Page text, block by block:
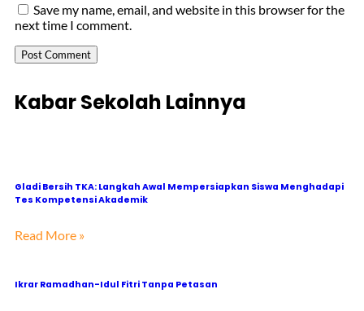
Save my name, email, and website in this browser for the
next time I comment.
Kabar Sekolah Lainnya
Gladi Bersih TKA: Langkah Awal Mempersiapkan Siswa Menghadapi
Tes Kompetensi Akademik
Read More »
Ikrar Ramadhan-Idul Fitri Tanpa Petasan